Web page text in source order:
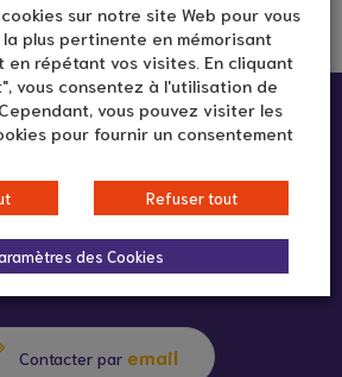
:
- Salle 3
Contacter par email
sur notre site Web pour vous
plus pertinente en mémorisant
en répétant vos visites. En cliquant
vous consentez à l'utilisation de
vous pouvez visiter les
pour fournir un consentement
Refuser tout
des Cookies